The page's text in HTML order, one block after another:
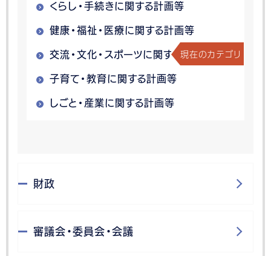
くらし・手続きに関する計画等
健康・福祉・医療に関する計画等
交流・文化・スポーツに関する計画等
現在のカテゴリ
子育て・教育に関する計画等
しごと・産業に関する計画等
財政
審議会・委員会・会議